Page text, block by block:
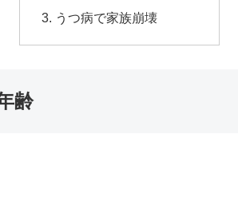
うつ病で家族崩壊
齢